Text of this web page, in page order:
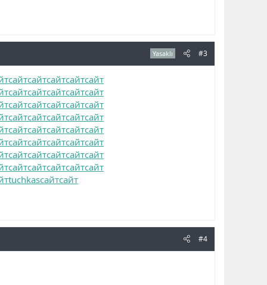
Yasaklı #3
сайтсайтсайтсайтсайт
сайтсайтсайтсайтсайт
сайтсайтсайтсайтсайт
сайтсайтсайтсайтсайт
сайтсайтсайтсайтсайт
сайтсайтсайтсайтсайт
сайтсайтсайтсайтсайт
сайтсайтсайтсайтсайт
tuchkasсайтсайт
#4